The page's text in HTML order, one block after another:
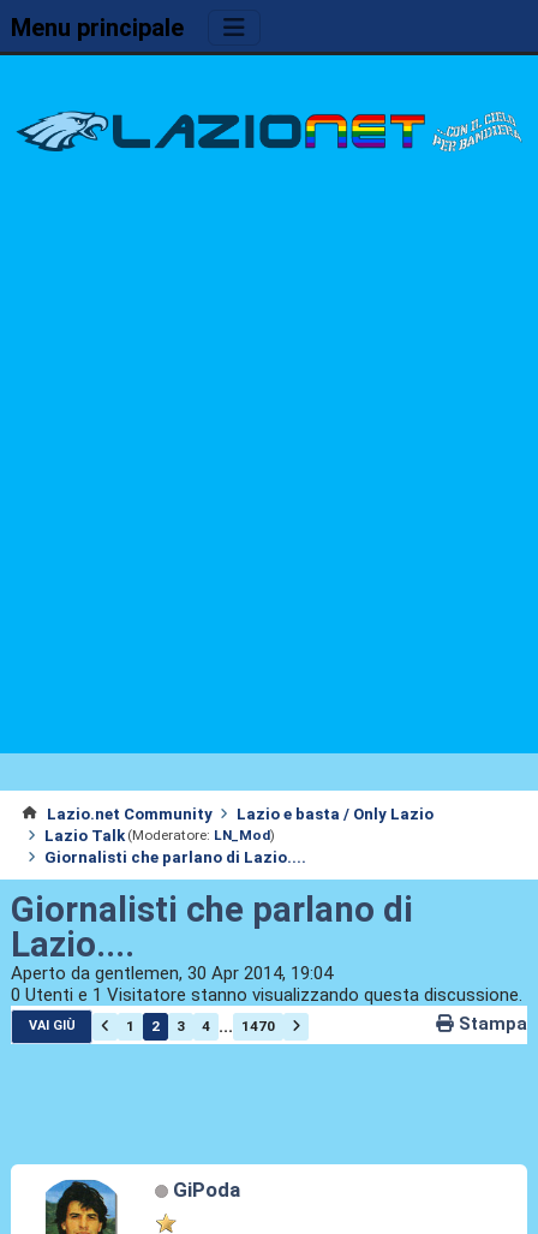
Menu principale
Lazio.net Community
Lazio e basta / Only Lazio
Lazio Talk (Moderatore: LN_Mod)
Giornalisti che parlano di Lazio....
Giornalisti che parlano di
Lazio....
Aperto da gentlemen, 30 Apr 2014, 19:04
0 Utenti e 1 Visitatore stanno visualizzando questa discussione.
VAI GIÙ 1 2 3 4 ... 1470 Stampa
GiPoda